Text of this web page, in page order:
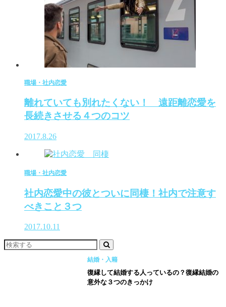
職場・社内恋愛
離れていても別れたくない！ 遠距離恋愛を
長続きさせる４つのコツ
2017.8.26
職場・社内恋愛
社内恋愛中の彼とついに同棲！社内で注意す
べきこと３つ
2017.10.11
結婚・入籍
復縁して結婚する人っているの？復縁結婚の
意外な３つのきっかけ